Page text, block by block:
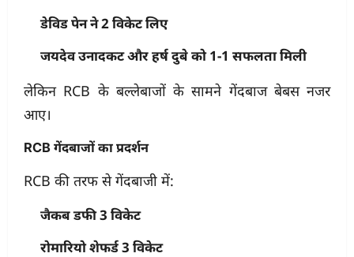
डेविड पेन ने 2 विकेट लिए
जयदेव उनादकट और हर्ष दुबे को 1-1 सफलता मिली
लेकिन RCB के बल्लेबाजों के सामने गेंदबाज बेबस नजर
आए।
RCB गेंदबाजों का प्रदर्शन
RCB की तरफ से गेंदबाजी में:
जैकब डफी 3 विकेट
रोमारियो शेफर्ड 3 विकेट